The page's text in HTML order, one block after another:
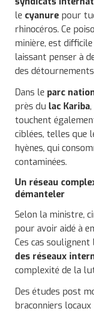
le cyanure pour
rhinocéros. Ce
minière, est
laissant penser à
des
Dans le parc
près du lac Kariba
touchent
ciblées, telles que
hyènes, qui
contaminées.
Un réseau
démanteler
Selon la ministre,
pour avoir aidé à
Ces cas soulignent
des réseaux
complexité de la
Des études post
braconniers locaux